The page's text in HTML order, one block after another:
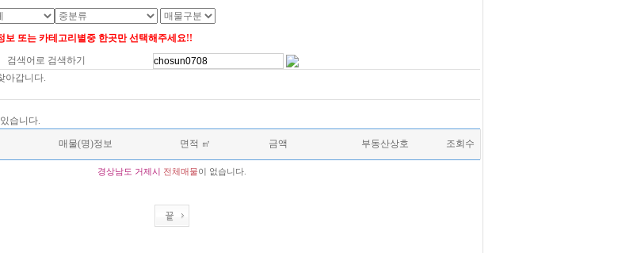
보 또는 카테고리별중 한곳만 선택해주세요!!
검색어로 검색하기
아갑니다.
습니다.
매물(명)정보 면적 ㎡ 금액 부동산상호 조회수
경상남도 거제시 전체매물이 없습니다.